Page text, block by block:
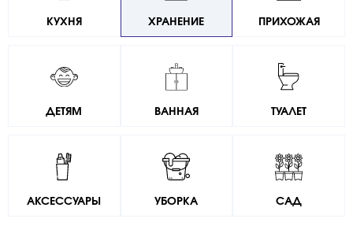
КУХНЯ ХРАНЕНИЕ ПРИХОЖАЯ
ДЕТЯМ ВАННАЯ ТУАЛЕТ
АКСЕССУАРЫ УБОРКА САД